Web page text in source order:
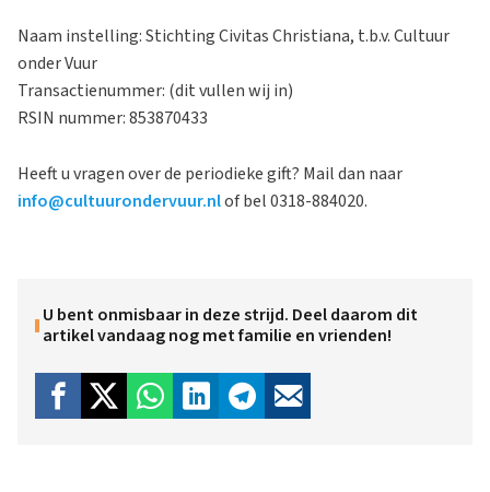
Naam instelling: Stichting Civitas Christiana, t.b.v. Cultuur
onder Vuur
Transactienummer: (dit vullen wij in)
RSIN nummer: 853870433
Heeft u vragen over de periodieke gift? Mail dan naar
info@cultuurondervuur.nlof bel 0318-884020.
U bent onmisbaar in deze strijd. Deel daarom dit
artikel vandaag nog met familie en vrienden!